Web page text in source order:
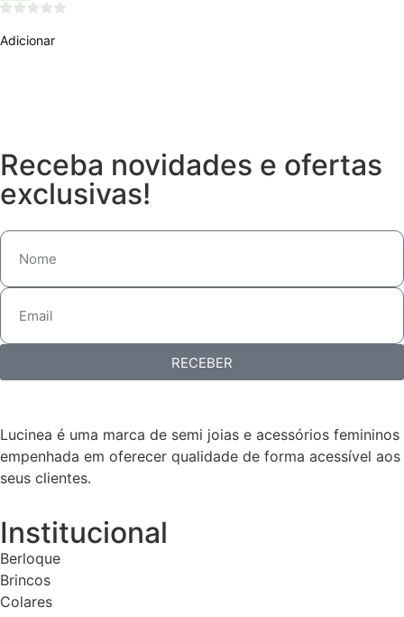
Adicionar
Receba novidades e ofertas
exclusivas!
RECEBER
Lucinea é uma marca de semi joias e acessórios femininos
empenhada em oferecer qualidade de forma acessível aos
seus clientes.
Institucional
Berloque
Brincos
Colares